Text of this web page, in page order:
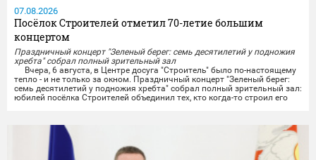
07.08.2026
Посёлок Строителей отметил 70-летие большим
концертом
Праздничный концерт "Зеленый берег: семь десятилетий у подножия
хребта" собрал полный зрительный зал
Вчера, 6 августа, в Центре досуга "Строитель" было по-настоящему
тепло - и не только за окном. Праздничный концерт "Зеленый берег:
семь десятилетий у подножия хребта" собрал полный зрительный зал:
юбилей посёлка Строителей объединил тех, кто когда-то строил его
Со сцены звучали тёплые слова...